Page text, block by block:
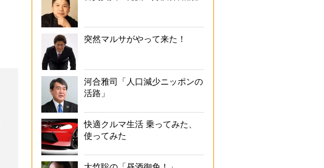
突然マルサがやって来た！
河合雅司「人口減少ニッポンの
活路」
快適クルマ生活 乗ってみた、
使ってみた